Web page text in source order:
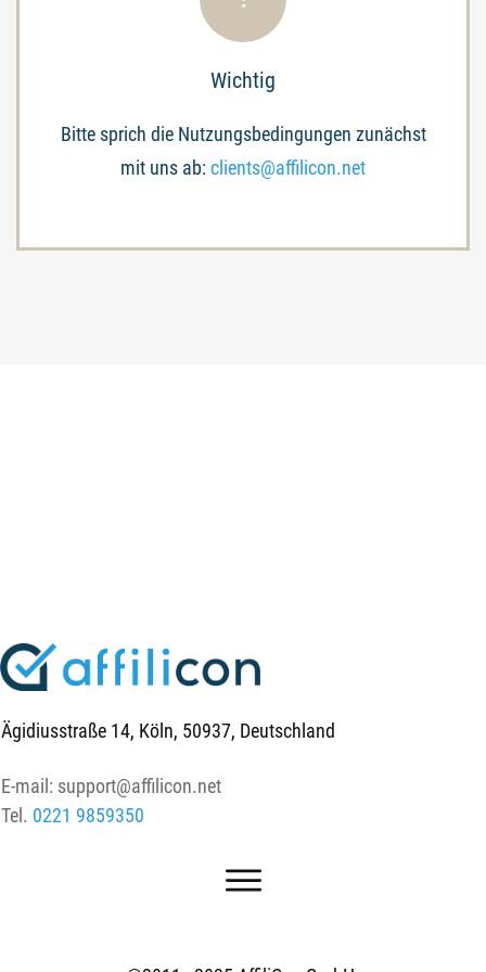
Wichtig
Bitte sprich die Nutzungsbedingungen zunächst
mit uns ab:clients@affilicon.net
Ägidiusstraße 14, Köln, 50937, Deutschland
E-mail: support@affilicon.net
Tel. 0221 9859350